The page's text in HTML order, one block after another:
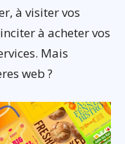
à visiter vos
à acheter vos
Mais
web ?